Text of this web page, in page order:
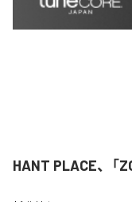
HANT PLACE、「